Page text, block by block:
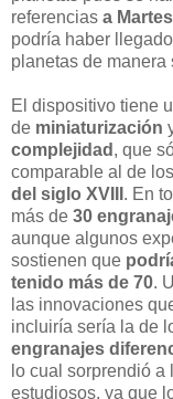
referencias a Martes
podría haber
planetas de
El dispositivo tiene
de miniaturización
complejidad , que
comparable al de los
del siglo XVIII . En
más de 30
aunque algunos
sostienen que
tenido más de 70.
las innovaciones
incluiría sería la de
engranajes
lo cual sorprendió a
estudiosos, ya que